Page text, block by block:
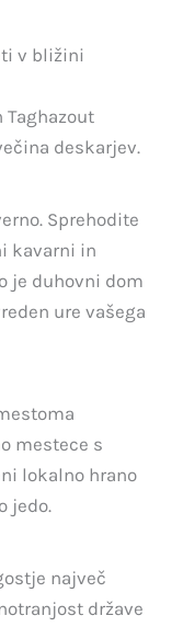
v bližini
Taghazout
deskarjev.
Sprehodite
kavarni in
je duhovni dom
ure vašega
mestece s
lokalno hrano
jedo.
največ
države